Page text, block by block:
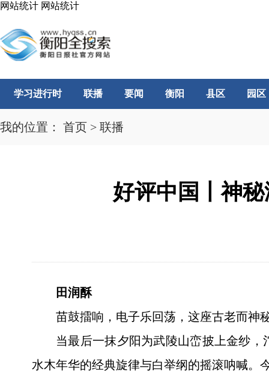
网站统计 网站统计
学习进行时 联播 要闻 衡阳 县区 园区
我的位置： 首页 > 联播
好评中国丨神
田润酥
苗鼓擂响，电子乐回荡，这座古老而神
当最后一抹夕阳为武陵山峦披上金纱
水木年华的经典旋律与白举纲的摇滚呐喊。